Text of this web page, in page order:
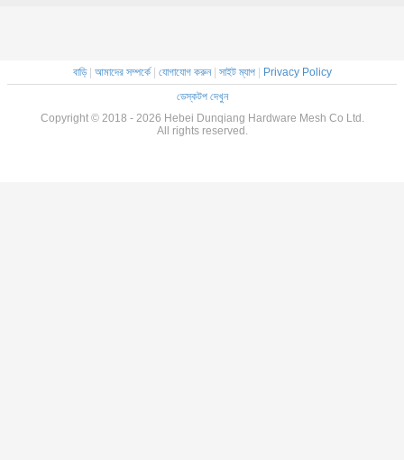
বাড়ি| আমাদের সম্পর্কে| যোগাযোগ করুন| সাইট ম্যাপ| Privacy Policy
ডেস্কটপ দেখুন
Copyright © 2018 - 2026 Hebei Dunqiang Hardware Mesh Co Ltd.
All rights reserved.